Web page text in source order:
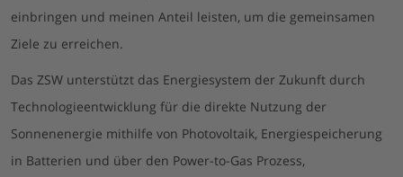
einbringen und meinen Anteil leisten, um die gemeinsamen
Ziele zu erreichen.
Das ZSW unterstützt das Energiesystem der Zukunft durch
Technologieentwicklung für die direkte Nutzung der
Sonnenenergie mithilfe von Photovoltaik, Energiespeicherung
in Batterien und über den Power-to-Gas Prozess,